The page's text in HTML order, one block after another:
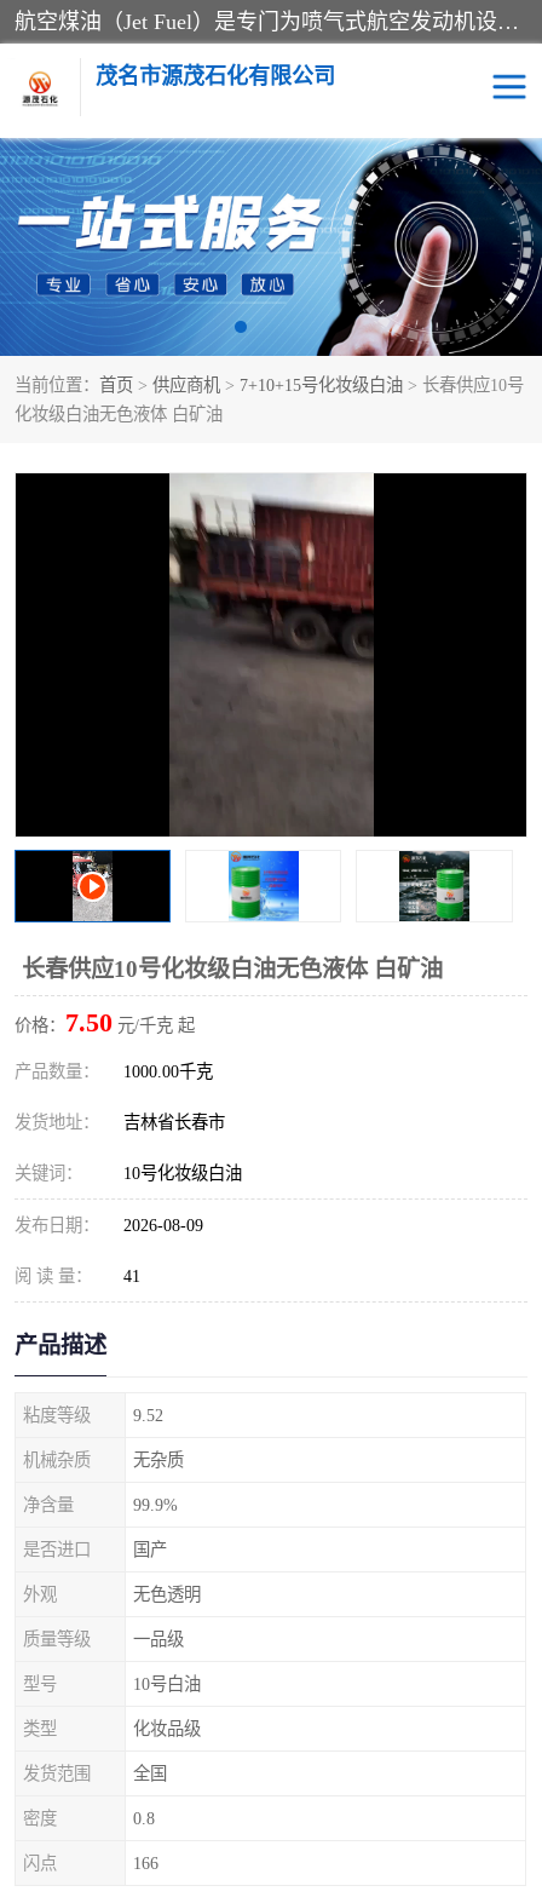
航空煤油（Jet Fuel）是专门为喷气式航空发动机设计的高纯度燃料，主要分为Jet A、Jet A-1和Jet B等类型。其特点是闪点高、低温流动性好，并添加了抗静电剂和抗氧化剂以确保飞行安全。航空煤油需
茂名市源茂石化有限公司
当前位置： 首页 > 供应商机 > 7+10+15号化妆级白油 > 长春供应10号
化妆级白油无色液体 白矿油
长春供应10号化妆级白油无色液体 白矿油
价格： 7.50 元/千克 起
产品数量： 1000.00千克
发货地址： 吉林省长春市
关键词： 10号化妆级白油
发布日期： 2026-08-09
阅 读 量： 41
产品描述
粘度等级 9.52
机械杂质 无杂质
净含量 99.9%
是否进口 国产
外观 无色透明
质量等级 一品级
型号 10号白油
类型 化妆品级
发货范围 全国
密度 0.8
闪点 166
RP3航空煤油 D20+D30溶剂油
D40+D60溶剂油 D80+D100溶剂油
6号+120号溶剂油 260号溶剂油
异构烷烃 天然乳胶
26+32号化妆级白油 46+68号化妆级白油